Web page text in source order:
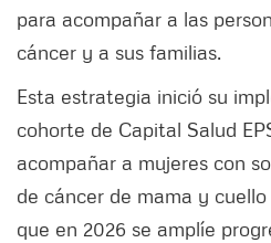
para acompañar a las
cáncer y a sus familias.
Esta estrategia inició su
cohorte de Capital Salud
acompañar a mujeres con
de cáncer de mama y
que en 2026 se amplíe